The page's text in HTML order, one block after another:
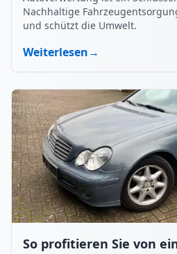
Nachhaltige
und schützt die Umwelt.
Weiterlesen→
So profitieren Sie von